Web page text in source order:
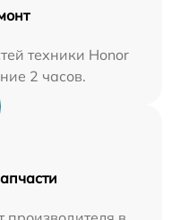
техники Honor
2 часов.